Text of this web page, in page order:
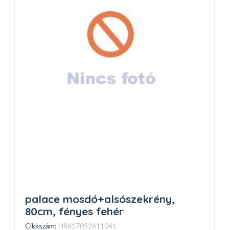
palace mosdó+alsószekrény,
80cm, fényes fehér
Cikkszám: H8617052611041